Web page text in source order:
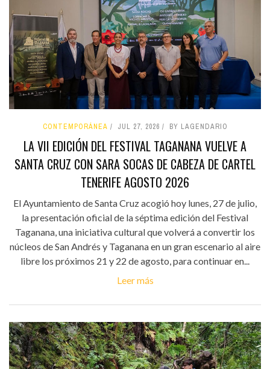
CONTEMPORÁNEA JUL 27, 2026 BY LAGENDARIO
LA VII EDICIÓN DEL FESTIVAL TAGANANA VUELVE A
SANTA CRUZ CON SARA SOCAS DE CABEZA DE CARTEL
TENERIFE AGOSTO 2026
El Ayuntamiento de Santa Cruz acogió hoy lunes, 27 de julio,
la presentación oficial de la séptima edición del Festival
Taganana, una iniciativa cultural que volverá a convertir los
núcleos de San Andrés y Taganana en un gran escenario al aire
libre los próximos 21 y 22 de agosto, para continuar en...
Leer más